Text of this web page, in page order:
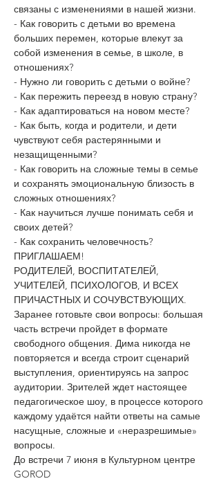
связаны с изменениями в нашей жизни.
- Как говорить с детьми во времена
больших перемен, которые влекут за
собой изменения в семье, в школе, в
отношениях?
- Нужно ли говорить с детьми о войне?
- Как пережить переезд в новую страну?
- Как адаптироваться на новом месте?
- Как быть, когда и родители, и дети
чувствуют себя растерянными и
незащищенными?
- Как говорить на сложные темы в семье
и сохранять эмоциональную близость в
сложных отношениях?
- Как научиться лучше понимать себя и
своих детей?
- Как сохранить человечность?
ПРИГЛАШАЕМ!
РОДИТЕЛЕЙ, ВОСПИТАТЕЛЕЙ,
УЧИТЕЛЕЙ, ПСИХОЛОГОВ, И ВСЕХ
ПРИЧАСТНЫХ И СОЧУВСТВУЮЩИХ.
Заранее готовьте свои вопросы: большая
часть встречи пройдет в формате
свободного общения. Дима никогда не
повторяется и всегда строит сценарий
выступления, ориентируясь на запрос
аудитории. Зрителей ждет настоящее
педагогическое шоу, в процессе которого
каждому удаётся найти ответы на самые
насущные, сложные и «неразрешимые»
вопросы.
До встречи 7 июня в Культурном центре
GOROD